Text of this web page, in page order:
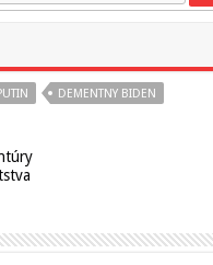
DEMENTNY BIDEN